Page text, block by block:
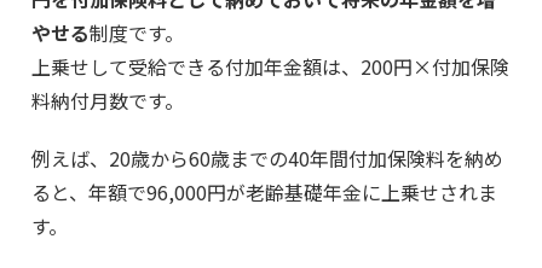
やせる制度です。
上乗せして受給できる付加年金額は、200円×付加保険
料納付月数です。
例えば、20歳から60歳までの40年間付加保険料を納め
ると、年額で96,000円が老齢基礎年金に上乗せされま
す。